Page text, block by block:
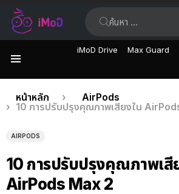
iMoD Drive Max Guard
เรื่อง
ล่าสุด
คุณอยู่ที่นี่:
หน้าหลัก
AirPods
10 การปรับปรุงคุณภาพเสียงใน
AIRPODS
10 การปรับปรุงคุณภาพเสี
AirPods Max 2